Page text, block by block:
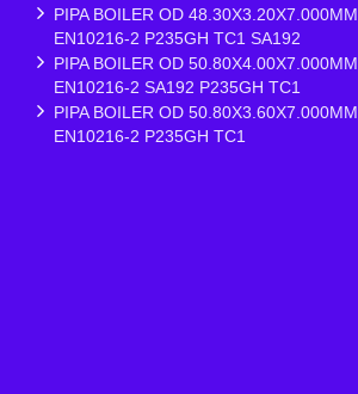
PIPA BOILER OD 48.30X3.20X7.000MM
EN10216-2 P235GH TC1 SA192
PIPA BOILER OD 50.80X4.00X7.000MM
EN10216-2 SA192 P235GH TC1
PIPA BOILER OD 50.80X3.60X7.000MM
EN10216-2 P235GH TC1